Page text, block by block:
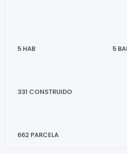
5 HAB 5
331 CONSTRUIDO
662 PARCELA